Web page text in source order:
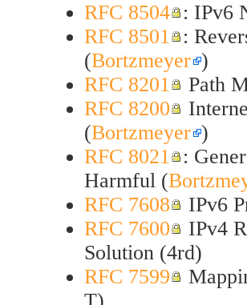
RFC 8504
: IPv6
RFC 8501
:
(Bortzmeyer )
RFC 8201
Path
RFC 8200
(Bortzmeyer )
RFC 8021
:
Harmful (
RFC 7608
IPv6
RFC 7600
IPv4
Solution (4rd)
RFC 7599